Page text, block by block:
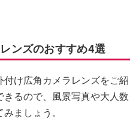
ンズのおすすめ4選
け広角カメラレンズをご紹
るので、風景写真や大人数
ましょう。